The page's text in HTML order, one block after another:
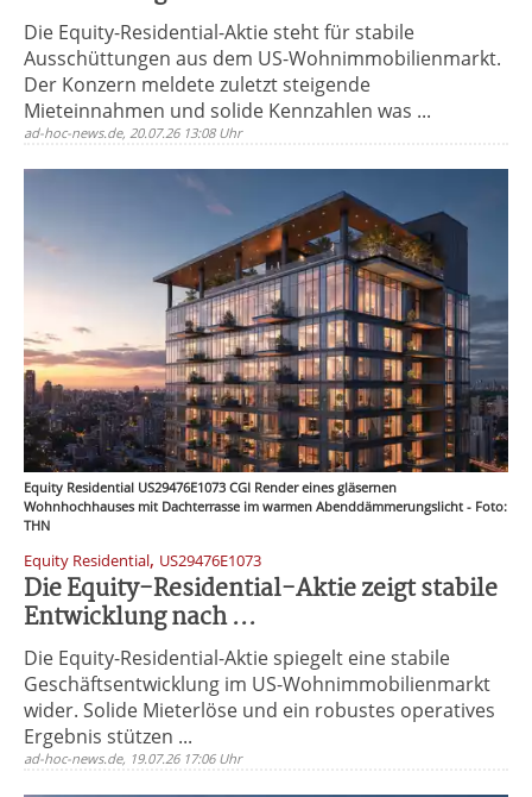
Die Equity-Residential-Aktie steht für stabile
Ausschüttungen aus dem US-Wohnimmobilienmarkt.
Der Konzern meldete zuletzt steigende
Mieteinnahmen und solide Kennzahlen was ...
ad-hoc-news.de, 20.07.26 13:08 Uhr
Equity Residential US29476E1073 CGI Render eines gläsernen
Wohnhochhauses mit Dachterrasse im warmen Abenddämmerungslicht - Foto:
THN
Equity Residential, US29476E1073
Die Equity-Residential-Aktie zeigt stabile
Entwicklung nach ...
Die Equity-Residential-Aktie spiegelt eine stabile
Geschäftsentwicklung im US-Wohnimmobilienmarkt
wider. Solide Mieterlöse und ein robustes operatives
Ergebnis stützen ...
ad-hoc-news.de, 19.07.26 17:06 Uhr